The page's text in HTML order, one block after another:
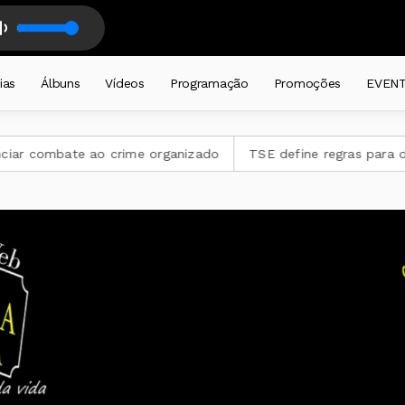
CADEIRA diariamente a partir das 19 horas . com DJ CADEIRA CATIVA
Brick In The Wall ÓTIMA BA NEW BOSSA
Álbuns Vídeos Programação Promoções
ao crime organizado TSE define regras para